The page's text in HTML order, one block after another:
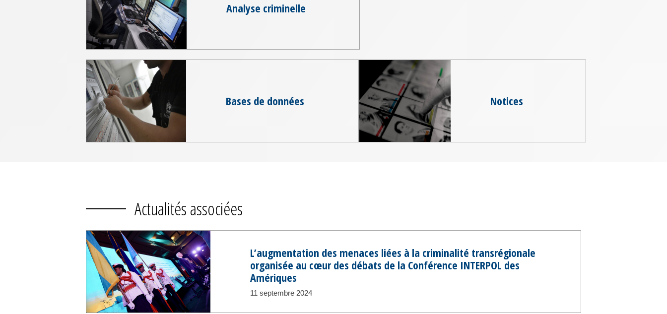
Analyse criminelle
Bases de données Notices
Actualités associées
L’augmentation des menaces liées à la criminalité transrégionale
organisée au cœur des débats de la Conférence INTERPOL des
Amériques
11 septembre 2024